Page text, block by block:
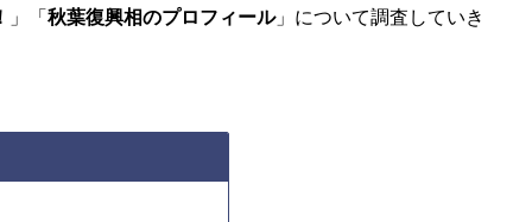
」「 秋葉復興相のプロフィール」について調査していき